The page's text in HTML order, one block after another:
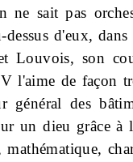
ne sait pas
dessus d'eux,
Louvois, son
l'aime de façon
général des
un dieu grâce à
mathématique,